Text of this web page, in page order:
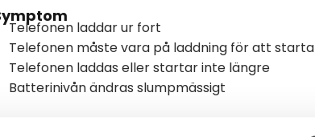
Telefonen laddar ur fort
Telefonen måste vara på laddning för att starta
Telefonen laddas eller startar inte längre
Batterinivån ändras slumpmässigt